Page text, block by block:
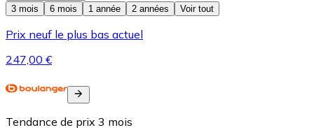
3 mois
6 mois 1 année 2 années Voir tout
Prix neuf le plus bas actuel
247,00 €
Tendance de prix 3 mois